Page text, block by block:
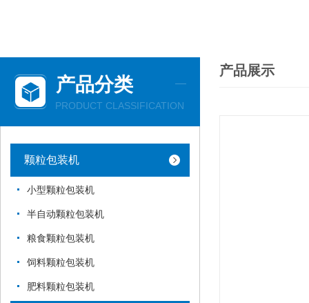
产品分类
PRODUCT CLASSIFICATION
颗粒包装机
小型颗粒包装机
半自动颗粒包装机
粮食颗粒包装机
饲料颗粒包装机
肥料颗粒包装机
产品展示